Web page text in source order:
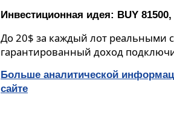
Инвестиционная идея: BUY 81500,
До 20$ за каждый лот реальными
гарантированный доход
Больше аналитической
сайте